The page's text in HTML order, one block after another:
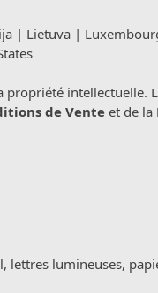
| Lietuva |
propriété intellectuelle.
de Vente et de la
lettres lumineuses,